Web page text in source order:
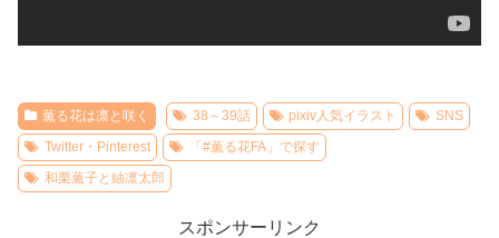
薫る花は凛と咲く 38～39話 pixiv人気イラスト
SNS
Twitter・Pinterest
「#薫る花FA」で探す
和栗薫子と紬凛太郎
スポンサーリンク